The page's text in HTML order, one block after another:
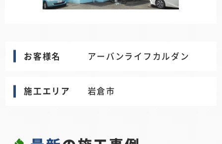
お客様名 アーバンライフカルダン
施工エリア 岩倉市